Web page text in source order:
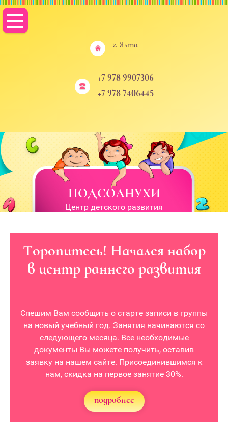
г. Ялта
+7 978 9907306
+7 978 7406445
ПОДСОЛНУХИ
Центр детского развития
Торопитесь! Начался набор
в центр раннего развития
Спешим Вам сообщить о старте записи в группы
на новый учебный год. Занятия начинаются со
следующего месяца. Все необходимые
документы Вы можете получить, оставив
заявку на нашем сайте. Присоединившимся к
нам, скидка на первое занятие 30%.
подробнее